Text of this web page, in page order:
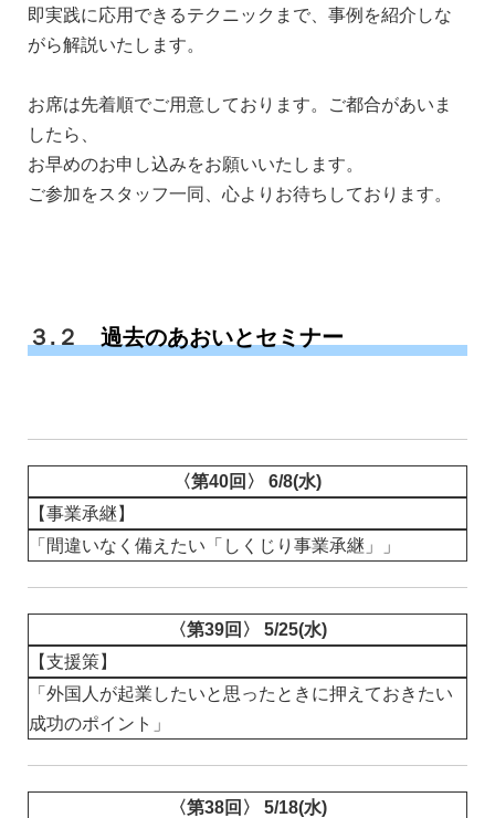
即実践に応用できるテクニックまで、事例を紹介しな
がら解説いたします。
お席は先着順でご用意しております。ご都合があいま
したら、
お早めのお申し込みをお願いいたします。
ご参加をスタッフ一同、心よりお待ちしております。
３.２ 過去のあおいとセミナー
〈第40回〉 6/8(水)
【事業承継】
「間違いなく備えたい「しくじり事業承継」」
〈第39回〉 5/25(水)
【支援策】
「外国人が起業したいと思ったときに押えておきたい
成功のポイント」
〈第38回〉 5/18(水)